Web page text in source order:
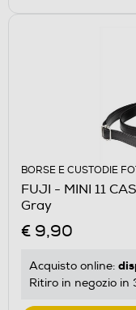
BORSE E CUSTODIE
FUJI - MINI 11
Gray
€ 9,90
Acquisto online:
Ritiro in negozio